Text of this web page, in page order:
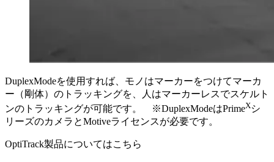
DuplexModeを使用すれば、モノはマーカーをつけてマーカ
ー（剛体）のトラッキングを、人はマーカーレスでスケルト
ンのトラッキングが可能です。 ※DuplexModeはPrimeXシ
リーズのカメラとMotiveライセンスが必要です。
OptiTrack製品についてはこちら